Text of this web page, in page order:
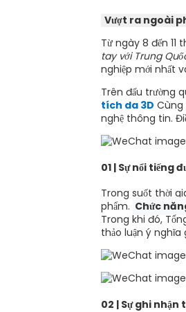
Vượt ra ngoài
Từ ngày 8 đến
tay với Trung
nghiệp mới nhất
Trên đấu trường
tích da 3D Cùng
nghệ thông tin.
01 | Sự nổi tiếng
Trong suốt thời
phẩm. Chức
Trong khi đó,
thảo luận ý
02 | Sự ghi nhận